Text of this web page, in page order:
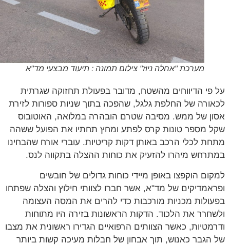
מערכת "אחלה ניוז" צילום תמונה : תיעוד מבצעי מד"א
הדיווחים מהשטח, מדובר בפעולת תחזוקה שגרתית
של החלפת גלגל, שהפכה בתוך שניות ספורות לזירת
של ממש. מסיבה שטרם הובהרה במלואה, האוטובוס
מספר טונות קרס לפתע ומחץ תחתיו את הפועל ששהה
לכלי הרכב באותן דקות קריטיות. עוברי אורח שהבחינו
מיהרו להזעיק את כוחות ההצלה בתקווה לנס.
הוקפצו באופן מיידי כוחות גדולים של חובשים
של מד"א, אשר חברו לצוותי חילוץ והצלה שפתחו
מכניות מורכבות כדי להרים את המסה העצומה
את הלכוד. הדקות הראשונות בזירה היו מתוחות
כאשר הצוותים הרפואיים הגדירו ראשונית את מצבו
כאנוש, תוך אבחון של חבלות מעיכה קשות ביותר